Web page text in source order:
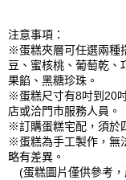
注意事項：
※蛋糕夾層可任選兩種
豆、蜜核桃、葡萄乾、
果餡、黑糖珍珠。
※蛋糕尺寸有8吋到20
店或洽門市服務人員。
※訂購蛋糕宅配，須於
※蛋糕為手工製作，無
略有差異。
(蛋糕圖片僅供參考，